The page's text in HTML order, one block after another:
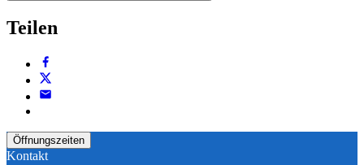
Teilen
Öffnungszeiten
Kontakt